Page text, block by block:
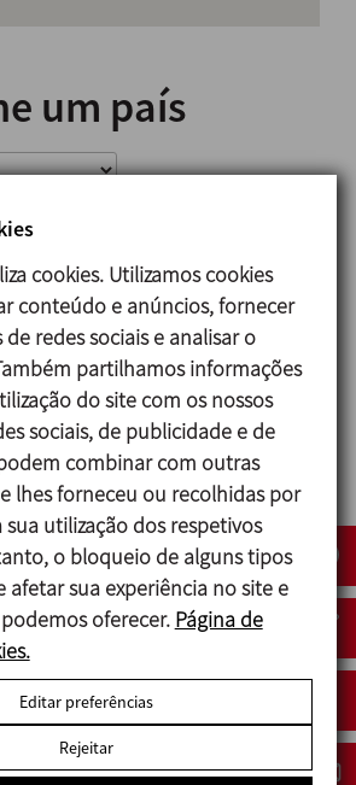
um país
ENGINEERS
Nagar Near Piragarhi
Tushar Banga
Saurabh Banga
cookies. Utilizamos cookies
conteúdo e anúncios, fornecer
redes sociais e analisar o
partilhamos informações
do site com os nossos
sociais, de publicidade e de
combinar com outras
lhes forneceu ou recolhidas por
utilização dos respetivos
o bloqueio de alguns tipos
afetar sua experiência no site e
oferecer. Página de
Editar preferências
Rejeitar